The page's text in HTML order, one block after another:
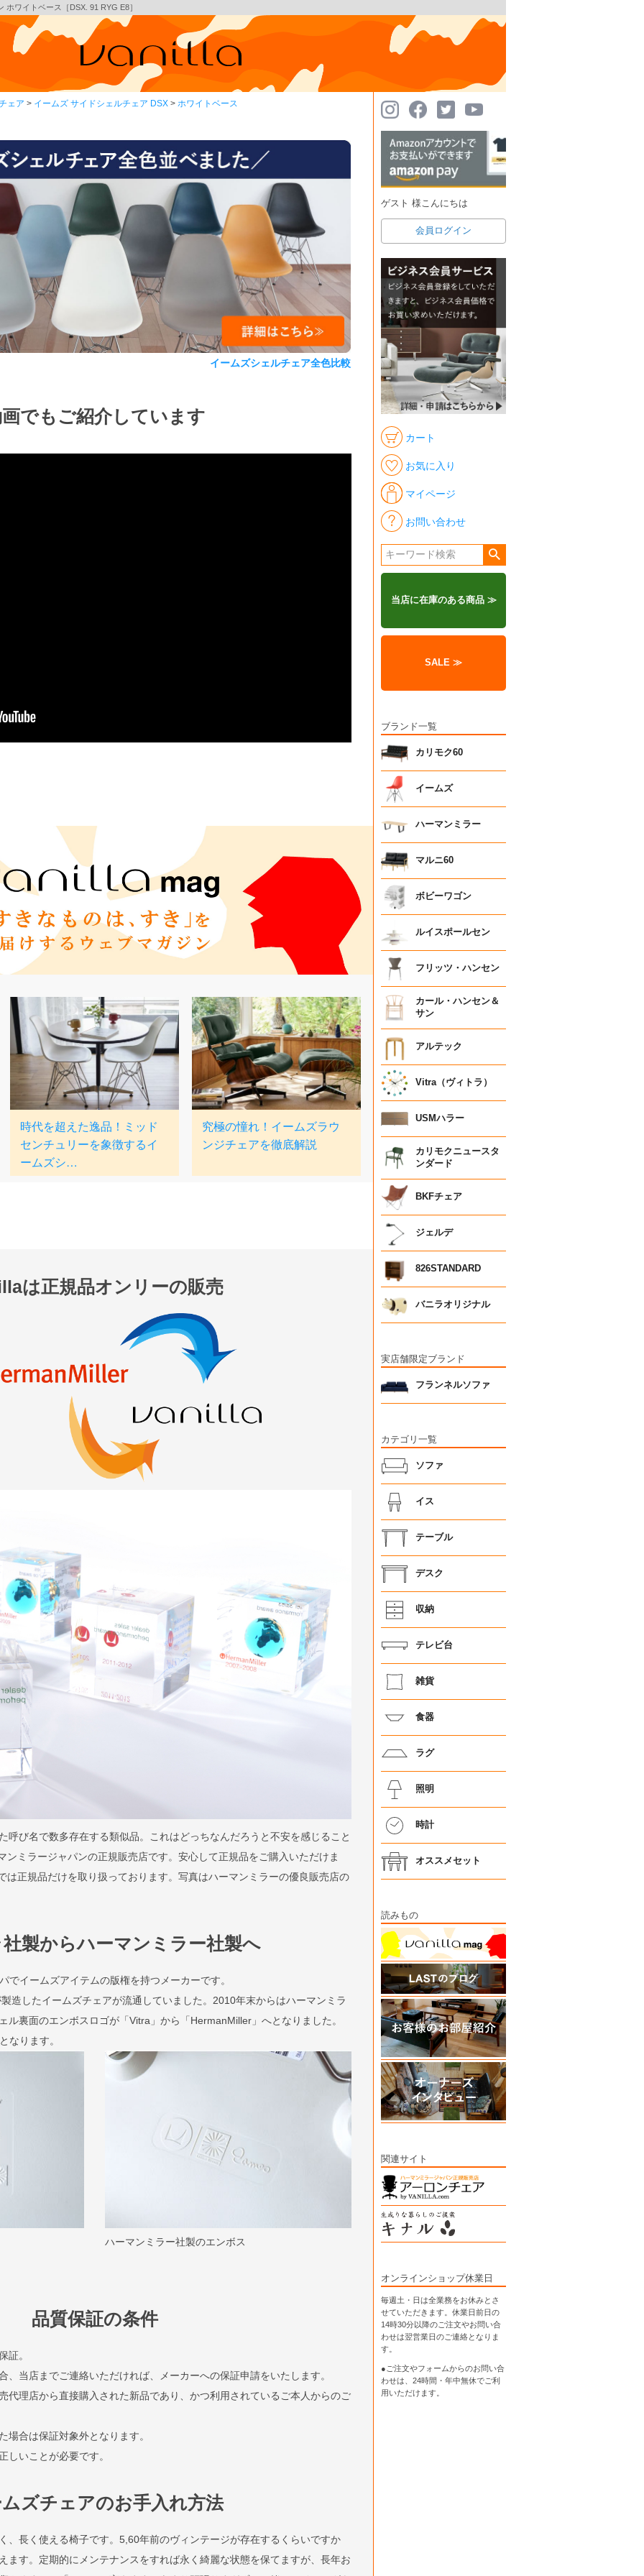
ワイトベース［DSX. 91 RYG E8］
ェア イームズ サイドシェルチェア DSX ホワイトベース
イームズシェルチェア全色比較
でもご紹介しています
は正規品オンリーの販売
呼び名で数多存在する類似品。これはどっちなんだろうと不安を感じること
ンミラージャパンの正規販売店です。安心して正規品をご購入いただけま
は正規品だけを取り扱っております。写真はハーマンミラーの優良販売店の
製からハーマンミラー社製へ
でイームズアイテムの版権を持つメーカーです。
造したイームズチェアが流通していました。2010年末からはハーマンミラ
ル裏面のエンボスロゴが「Vitra」から「HermanMiller」へとなりました。
なります。
ハーマンミラー社製のエンボス
品質保証の条件
証。
、当店までご連絡いただければ、メーカーへの保証申請をいたします。
代理店から直接購入された新品であり、かつ利用されているご本人からのご
場合は保証対象外となります。
しいことが必要です。
ズチェアのお手入れ方法
、長く使える椅子です。5,60年前のヴィンテージが存在するくらいですか
ます。定期的にメンテナンスをすれば永く綺麗な状態を保てますが、長年お
ゲスト 様こんにちは
会員ログイン
カート
お気に入り
マイページ
お問い合わせ
当店に在庫のある商品 ≫
SALE ≫
ブランド一覧
カリモク60
イームズ
ハーマンミラー
マルニ60
ボビーワゴン
ルイスポールセン
フリッツ・ハンセン
カール・ハンセン＆
サン
アルテック
Vitra（ヴィトラ）
USMハラー
カリモクニュースタ
ンダード
BKFチェア
ジェルデ
826STANDARD
バニラオリジナル
実店舗限定ブランド
フランネルソファ
カテゴリ一覧
ソファ
イス
テーブル
デスク
収納
テレビ台
雑貨
食器
ラグ
照明
時計
オススメセット
読みもの
関連サイト
オンラインショップ休業日
毎週土・日は全業務をお休みとさ
せていただきます。休業日前日の
14時30分以降のご注文やお問い合
わせは翌営業日のご連絡となりま
す。
●ご注文やフォームからのお問い合
わせは、 24時間・年中無休でご利
用いただけます。